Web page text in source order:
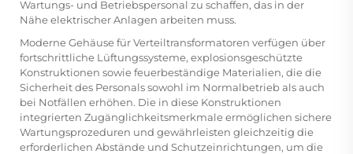
Wartungs- und Betriebspersonal zu schaffen, das in der
Nähe elektrischer Anlagen arbeiten muss.
Moderne Gehäuse für Verteiltransformatoren verfügen über
fortschrittliche Lüftungssysteme, explosionsgeschützte
Konstruktionen sowie feuerbeständige Materialien, die die
Sicherheit des Personals sowohl im Normalbetrieb als auch
bei Notfällen erhöhen. Die in diese Konstruktionen
integrierten Zugänglichkeitsmerkmale ermöglichen sichere
Wartungsprozeduren und gewährleisten gleichzeitig die
erforderlichen Abstände und Schutzeinrichtungen, um die